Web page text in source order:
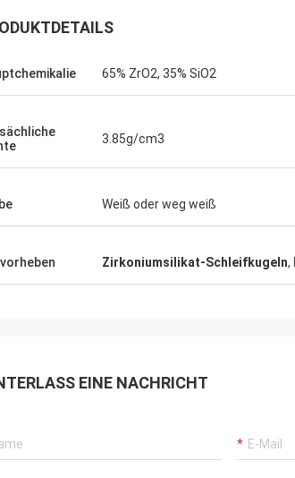
65% ZrO2, 35% SiO2
3.85g/cm3
Weiß oder weg weiß
Zirkoniumsilikat-Schleifkugeln,
EINE NACHRICHT